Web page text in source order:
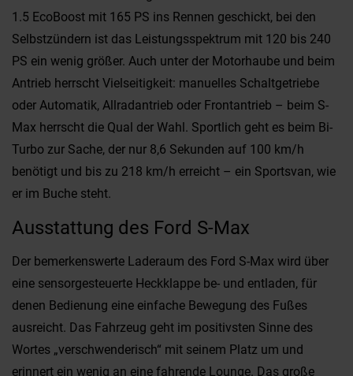
1.5 EcoBoost mit 165 PS ins Rennen geschickt, bei den
Selbstzündern ist das Leistungsspektrum mit 120 bis 240
PS ein wenig größer. Auch unter der Motorhaube und beim
Antrieb herrscht Vielseitigkeit: manuelles Schaltgetriebe
oder Automatik, Allradantrieb oder Frontantrieb – beim S-
Max herrscht die Qual der Wahl. Sportlich geht es beim Bi-
Turbo zur Sache, der nur 8,6 Sekunden auf 100 km/h
benötigt und bis zu 218 km/h erreicht – ein Sportsvan, wie
er im Buche steht.
Ausstattung des Ford S-Max
Der bemerkenswerte Laderaum des Ford S-Max wird über
eine sensorgesteuerte Heckklappe be- und entladen, für
denen Bedienung eine einfache Bewegung des Fußes
ausreicht. Das Fahrzeug geht im positivsten Sinne des
Wortes „verschwenderisch“ mit seinem Platz um und
erinnert ein wenig an eine fahrende Lounge. Das große